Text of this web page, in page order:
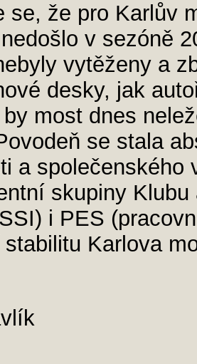
se, že pro Karlův
v sezóně
vytěženy a
desky, jak
most dnes
se stala
a
skupiny
i PES
Karlova